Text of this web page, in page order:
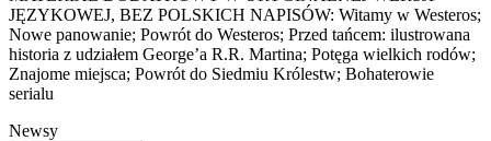
JĘZYKOWEJ, BEZ POLSKICH NAPISÓW: Witamy w Westeros;
Nowe panowanie; Powrót do Westeros; Przed tańcem: ilustrowana
historia z udziałem George’a R.R. Martina; Potęga wielkich rodów;
Znajome miejsca; Powrót do Siedmiu Królestw; Bohaterowie
serialu
Newsy